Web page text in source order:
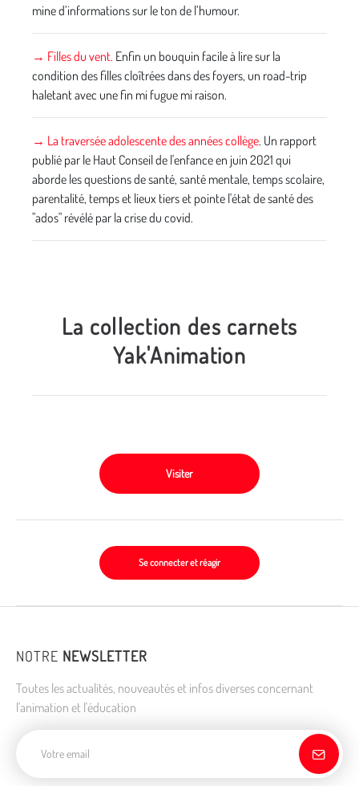
mine d’informations sur le ton de l’humour.
→ Filles du vent. Enfin un bouquin facile à lire sur la
condition des filles cloîtrées dans des foyers, un road-trip
haletant avec une fin mi fugue mi raison.
→ La traversée adolescente des années collège. Un rapport
publié par le Haut Conseil de l'enfance en juin 2021 qui
aborde les questions de santé, santé mentale, temps scolaire,
parentalité, temps et lieux tiers et pointe l'état de santé des
"ados" révélé par la crise du covid.
La collection des carnets
Yak'Animation
Visiter
Se connecter et réagir
NOTRE NEWSLETTER
Toutes les actualités, nouveautés et infos diverses concernant
l'animation et l'éducation